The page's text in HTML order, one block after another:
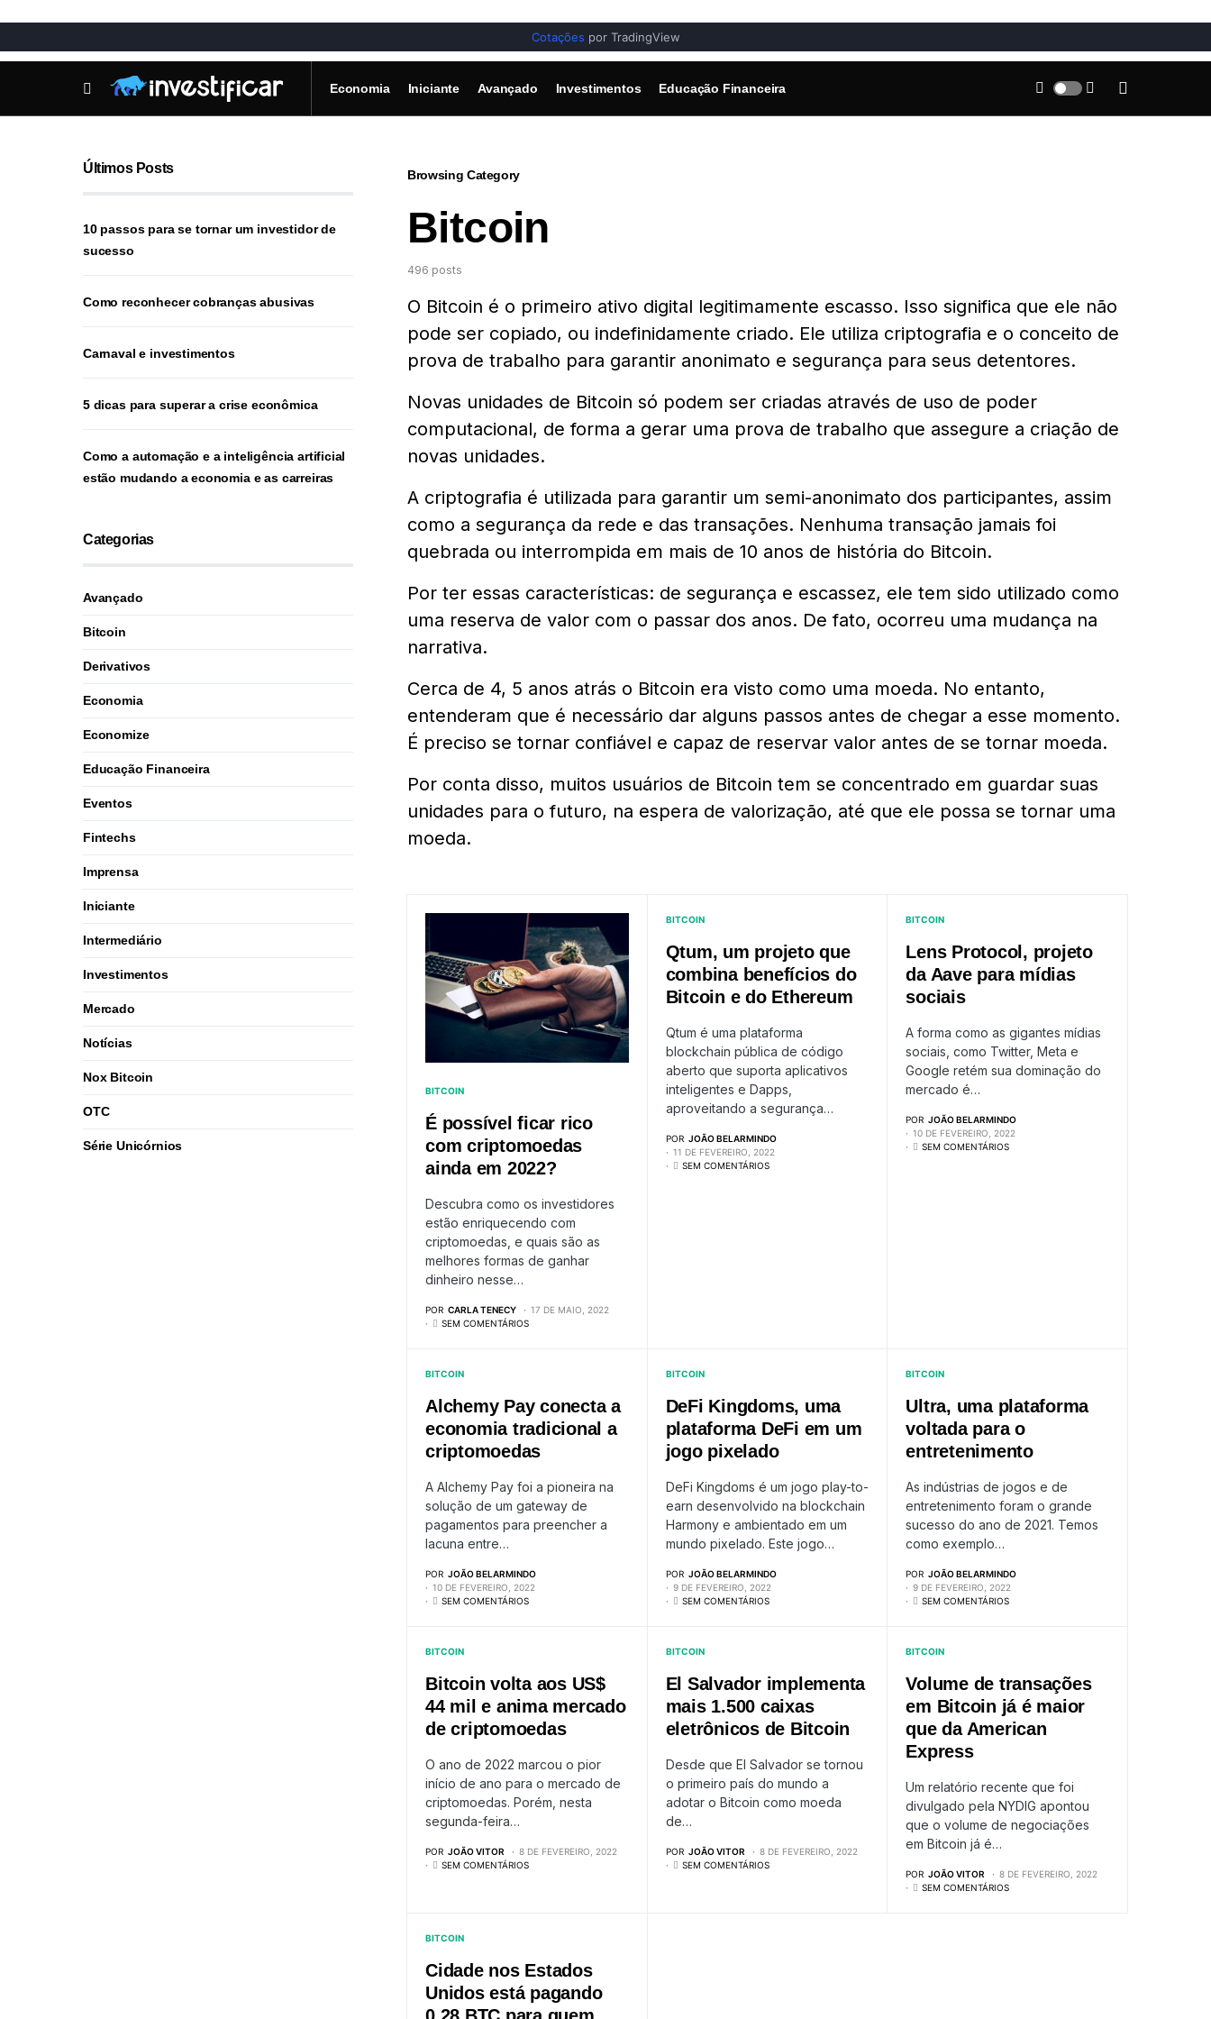
Cotações por TradingView
Economia Iniciante Avançado Investimentos Educação Financeira
Browsing Category
Bitcoin
496 posts
O Bitcoin é o primeiro ativo digital legitimamente escasso. Isso significa que ele não
pode ser copiado, ou indefinidamente criado. Ele utiliza criptografia e o conceito de
prova de trabalho para garantir anonimato e segurança para seus detentores.
Novas unidades de Bitcoin só podem ser criadas através de uso de poder
computacional, de forma a gerar uma prova de trabalho que assegure a criação de
novas unidades.
A criptografia é utilizada para garantir um semi-anonimato dos participantes, assim
como a segurança da rede e das transações. Nenhuma transação jamais foi
quebrada ou interrompida em mais de 10 anos de história do Bitcoin.
Por ter essas características: de segurança e escassez, ele tem sido utilizado como
uma reserva de valor com o passar dos anos. De fato, ocorreu uma mudança na
narrativa.
Cerca de 4, 5 anos atrás o Bitcoin era visto como uma moeda. No entanto,
entenderam que é necessário dar alguns passos antes de chegar a esse momento.
É preciso se tornar confiável e capaz de reservar valor antes de se tornar moeda.
Por conta disso, muitos usuários de Bitcoin tem se concentrado em guardar suas
unidades para o futuro, na espera de valorização, até que ele possa se tornar uma
moeda.
BITCOIN
É possível ficar rico
com criptomoedas
ainda em 2022?
Descubra como os investidores
estão enriquecendo com
criptomoedas, e quais são as
melhores formas de ganhar
dinheiro nesse…
POR CARLA TENECY
17 DE MAIO, 2022
SEM COMENTÁRIOS
BITCOIN
Qtum, um projeto que
combina benefícios do
Bitcoin e do Ethereum
Qtum é uma plataforma
blockchain pública de código
aberto que suporta aplicativos
inteligentes e Dapps,
aproveitando a segurança…
POR JOÃO BELARMINDO
11 DE FEVEREIRO, 2022
SEM COMENTÁRIOS
BITCOIN
Lens Protocol, projeto
da Aave para mídias
sociais
A forma como as gigantes mídias
sociais, como Twitter, Meta e
Google retém sua dominação do
mercado é…
POR JOÃO BELARMINDO
10 DE FEVEREIRO, 2022
SEM COMENTÁRIOS
BITCOIN
Alchemy Pay conecta a
economia tradicional a
criptomoedas
A Alchemy Pay foi a pioneira na
solução de um gateway de
pagamentos para preencher a
lacuna entre…
POR JOÃO BELARMINDO
10 DE FEVEREIRO, 2022
SEM COMENTÁRIOS
BITCOIN
DeFi Kingdoms, uma
plataforma DeFi em um
jogo pixelado
DeFi Kingdoms é um jogo play-to-
earn desenvolvido na blockchain
Harmony e ambientado em um
mundo pixelado. Este jogo…
POR JOÃO BELARMINDO
9 DE FEVEREIRO, 2022
SEM COMENTÁRIOS
BITCOIN
Ultra, uma plataforma
voltada para o
entretenimento
As indústrias de jogos e de
entretenimento foram o grande
sucesso do ano de 2021. Temos
como exemplo…
POR JOÃO BELARMINDO
9 DE FEVEREIRO, 2022
SEM COMENTÁRIOS
BITCOIN
Bitcoin volta aos US$
44 mil e anima mercado
de criptomoedas
O ano de 2022 marcou o pior
início de ano para o mercado de
criptomoedas. Porém, nesta
segunda-feira…
POR JOÃO VITOR
8 DE FEVEREIRO, 2022
SEM COMENTÁRIOS
BITCOIN
El Salvador implementa
mais 1.500 caixas
eletrônicos de Bitcoin
Desde que El Salvador se tornou
o primeiro país do mundo a
adotar o Bitcoin como moeda
de…
POR JOÃO VITOR
8 DE FEVEREIRO, 2022
SEM COMENTÁRIOS
BITCOIN
Volume de transações
em Bitcoin já é maior
que da American
Express
Um relatório recente que foi
divulgado pela NYDIG apontou
que o volume de negociações
em Bitcoin já é…
POR JOÃO VITOR
8 DE FEVEREIRO, 2022
SEM COMENTÁRIOS
BITCOIN
Cidade nos Estados
Unidos está pagando
Últimos Posts
10 passos para se tornar um investidor de
sucesso
Como reconhecer cobranças abusivas
Carnaval e investimentos
5 dicas para superar a crise econômica
Como a automação e a inteligência artificial
estão mudando a economia e as carreiras
Categorias
Avançado
Bitcoin
Derivativos
Economia
Economize
Educação Financeira
Eventos
Fintechs
Imprensa
Iniciante
Intermediário
Investimentos
Mercado
Notícias
Nox Bitcoin
OTC
Série Unicórnios